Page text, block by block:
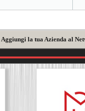
Aggiungi la tua Azienda al